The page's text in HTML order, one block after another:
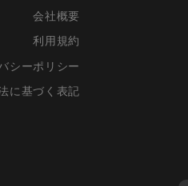
会社概要
利用規約
シーポリシー
に基づく表記